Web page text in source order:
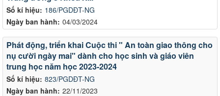
Số kí hiệu: 186/PGDĐT-NG
Ngày ban hành: 04/03/2024
Số kí hiệu: 823/PGDĐT-NG
Ngày ban hành: 22/11/2023
Phát động, triển khai Cuộc thi " An toàn giao thông cho
nụ cười ngày mai" dành cho học sinh và giáo viên
trung học năm học 2023-2024